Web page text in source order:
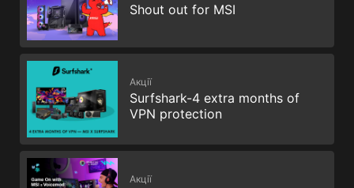
Shout out for MSI
Акції
Surfshark-4 extra months of
VPN protection
Акції